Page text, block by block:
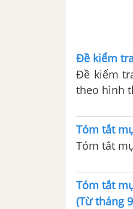
Đề kiểm
Đề kiểm
theo hình
Tóm tắt
Tóm tắt
Tóm tắt
(Từ tháng